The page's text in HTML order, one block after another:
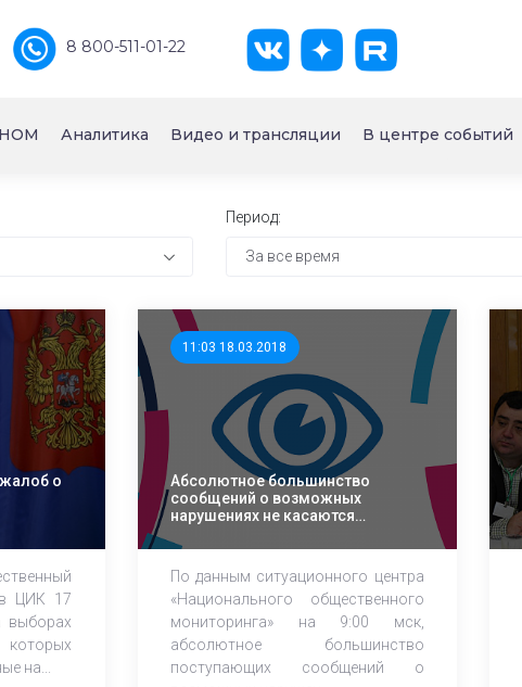
8 800-511-01-22
НОМ Аналитика Видео и трансляции В центре событий
Период:
За все время
о
в ЦИК 17
выборах
на...
11:03 18.03.2018
Абсолютное большинство
сообщений о возможных
нарушениях не касаются
голосования
По данным ситуационного центра
«Национального общественного
мониторинга» на 9:00 мск,
абсолютное большинство
поступающих сообщений о